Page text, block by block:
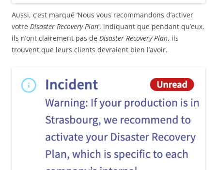
Aussi, c’est marqué ‘Nous vous recommandons d’activer
votre Disaster Recovery Plan‘, indiquant que pendant qu’eux,
ils n’ont clairement pas de Disaster Recovery Plan, ils
trouvent que leurs clients devraient bien l’avoir.